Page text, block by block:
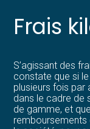
Frais
S’agissant des
constate que si
plusieurs fois par
dans le cadre de
de gamme, et
remboursements